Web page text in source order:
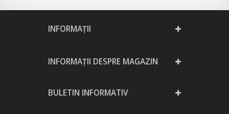
INFORMAŢII
INFORMAȚII DESPRE MAGAZIN
BULETIN INFORMATIV